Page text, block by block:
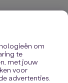
om
te
met jouw
voor
advertenties.